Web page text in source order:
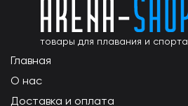
товары для плавания и спорта
Главная
О нас
Доставка и оплата